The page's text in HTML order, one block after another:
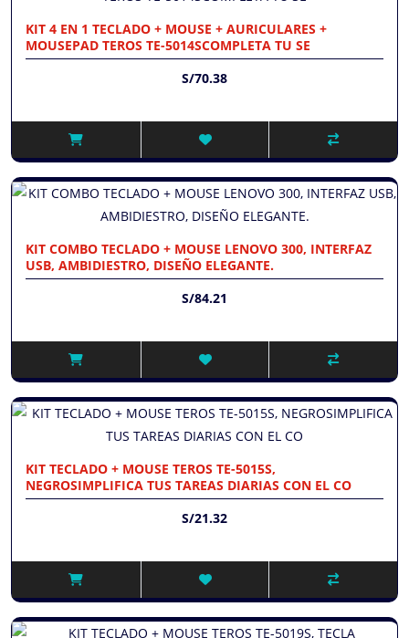
KIT 4 EN 1 TECLADO + MOUSE + AURICULARES +
MOUSEPAD TEROS TE-5014SCOMPLETA TU SE
S/70.38
KIT COMBO TECLADO + MOUSE LENOVO 300, INTERFAZ
USB, AMBIDIESTRO, DISEÑO ELEGANTE.
S/84.21
KIT TECLADO + MOUSE TEROS TE-5015S,
NEGROSIMPLIFICA TUS TAREAS DIARIAS CON EL CO
S/21.32